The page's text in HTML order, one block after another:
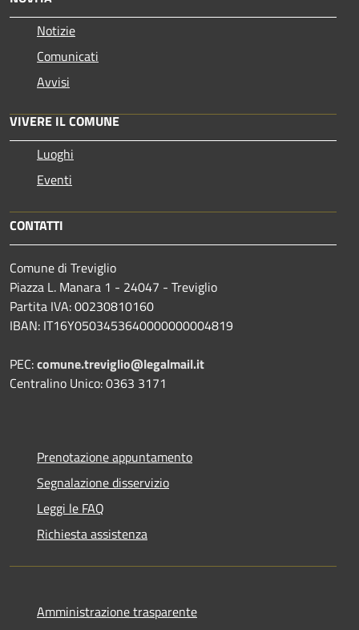
Notizie
Comunicati
Avvisi
VIVERE IL COMUNE
Luoghi
Eventi
CONTATTI
Comune di Treviglio
Piazza L. Manara 1 - 24047 - Treviglio
Partita IVA: 00230810160
IBAN: IT16Y0503453640000000004819
PEC:comune.treviglio@legalmail.it
Centralino Unico: 0363 3171
Prenotazione appuntamento
Segnalazione disservizio
Leggi le FAQ
Richiesta assistenza
Amministrazione trasparente